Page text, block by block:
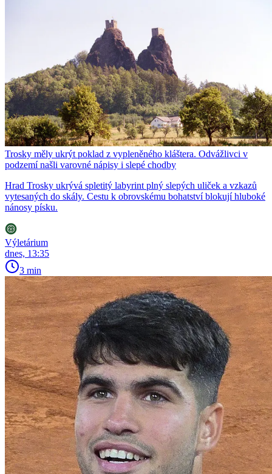
Trosky měly ukrýt poklad z vypleněného kláštera. Odvážlivci v
podzemí našli varovné nápisy i slepé chodby
Hrad Trosky ukrývá spletitý labyrint plný slepých uliček a vzkazů
vytesaných do skály. Cestu k obrovskému bohatství blokují hluboké
nánosy písku.
Výletárium
dnes, 13:35
3 min